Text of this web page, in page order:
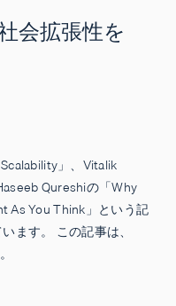
会拡張性を
」、Vitalik
Qureshiの「Why
As You Think」という記
ます。 この記事は、